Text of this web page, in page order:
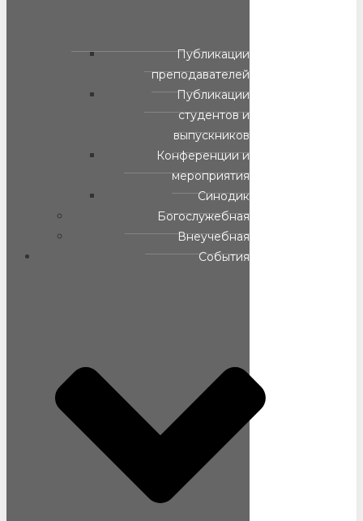
Публикации
преподавателей
Публикации
студентов и
выпускников
Конференции и
мероприятия
Синодик
Богослужебная
Внеучебная
События